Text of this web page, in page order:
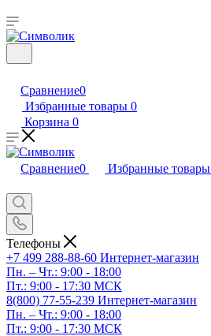
Сравнение0
Избранные товары 0
Корзина 0
Сравнение0 Избранные товары
Телефоны
+7 499 288-88-60 Интернет-магазин
Пн. – Чт.: 9:00 - 18:00
Пт.: 9:00 - 17:30 МСК
8(800) 77-55-239 Интернет-магазин
Пн. – Чт.: 9:00 - 18:00
Пт.: 9:00 - 17:30 МСК